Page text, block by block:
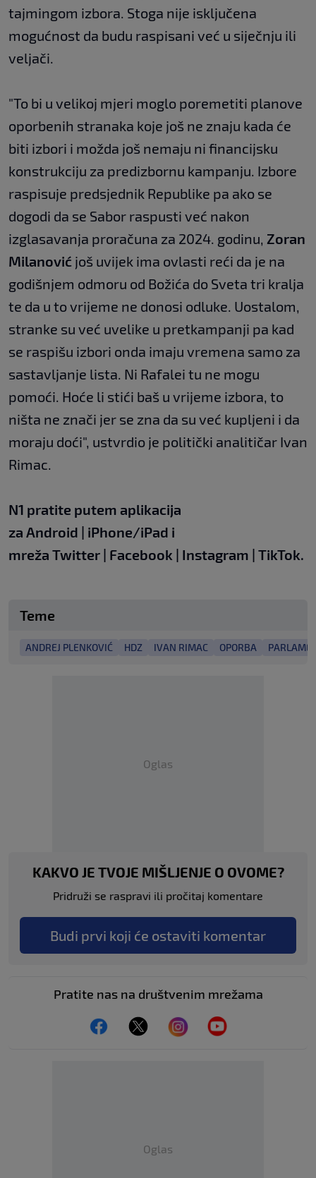
tajmingom izbora. Stoga nije isključena
mogućnost da budu raspisani već u siječnju ili
veljači.
"To bi u velikoj mjeri moglo poremetiti planove
oporbenih stranaka koje još ne znaju kada će
biti izbori i možda još nemaju ni financijsku
konstrukciju za predizbornu kampanju. Izbore
raspisuje predsjednik Republike pa ako se
dogodi da se Sabor raspusti već nakon
izglasavanja proračuna za 2024. godinu, Zoran
Milanović još uvijek ima ovlasti reći da je na
godišnjem odmoru od Božića do Sveta tri kralja
te da u to vrijeme ne donosi odluke. Uostalom,
stranke su već uvelike u pretkampanji pa kad
se raspišu izbori onda imaju vremena samo za
sastavljanje lista. Ni Rafalei tu ne mogu
pomoći. Hoće li stići baš u vrijeme izbora, to
ništa ne znači jer se zna da su već kupljeni i da
moraju doći", ustvrdio je politički analitičar Ivan
Rimac.
N1 pratite putem aplikacija
za Android | iPhone/iPad i
mreža Twitter | Facebook | Instagram | TikTok.
Teme
ANDREJ PLENKOVIĆ HDZ IVAN RIMAC OPORBA
Oglas
KAKVO JE TVOJE MIŠLJENJE O OVOME?
Pridruži se raspravi ili pročitaj komentare
Budi prvi koji će ostaviti komentar
Pratite nas na društvenim mrežama
Oglas